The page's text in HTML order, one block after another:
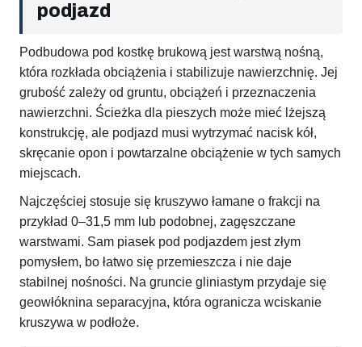
podjazd
Podbudowa pod kostkę brukową jest warstwą nośną,
która rozkłada obciążenia i stabilizuje nawierzchnię. Jej
grubość zależy od gruntu, obciążeń i przeznaczenia
nawierzchni. Ścieżka dla pieszych może mieć lżejszą
konstrukcję, ale podjazd musi wytrzymać nacisk kół,
skręcanie opon i powtarzalne obciążenie w tych samych
miejscach.
Najczęściej stosuje się kruszywo łamane o frakcji na
przykład 0–31,5 mm lub podobnej, zagęszczane
warstwami. Sam piasek pod podjazdem jest złym
pomysłem, bo łatwo się przemieszcza i nie daje
stabilnej nośności. Na gruncie gliniastym przydaje się
geowłóknina separacyjna, która ogranicza wciskanie
kruszywa w podłoże.